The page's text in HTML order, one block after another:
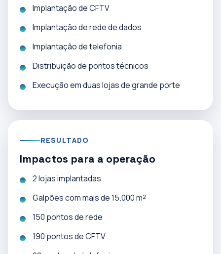
Implantação de CFTV
Implantação de rede de dados
Implantação de telefonia
Distribuição de pontos técnicos
Execução em duas lojas de grande porte
RESULTADO
Impactos para a operação
2 lojas implantadas
Galpões com mais de 15.000 m²
150 pontos de rede
190 pontos de CFTV